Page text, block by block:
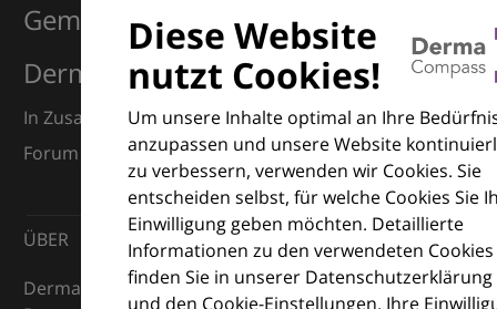
Diese Website
nutzt Cookies!
Um unsere Inhalte optimal an Ihre
anzupassen und unsere Website
zu verbessern, verwenden wir Cookies. Sie
entscheiden selbst, für welche Cookies Sie
Einwilligung geben möchten. Detaillierte
Informationen zu den verwendeten Cookies
finden Sie in unserer Datenschutzerklärung
und den Cookie-Einstellungen. Ihre
Gemeinsam für Exzellenz in der
Dermatologie
In Zusammenarbeit mit dem European Dermatology
Forum (EDF) und Euroderm Excellence
ÜBER
DermaCompass ist Ihr digitaler Kompass für die